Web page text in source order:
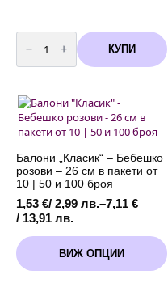
количество
за
Балони
розов
конфети
-
10
броя
КУПИ
Балони „Класик“ – Бебешко
розови – 26 см в пакети от
10 | 50 и 100 броя
1,53 €/ 2,99 лв.–7,11 €
/ 13,91 лв.
Price
1,53 €
/
2,99 лв.
ВИЖ ОПЦИИ
This
product
has